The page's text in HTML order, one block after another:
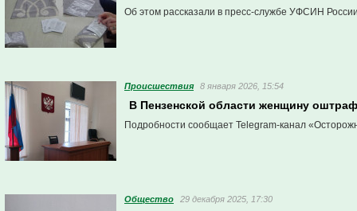
Об этом рассказали в пресс-службе УФСИН
Проиcшествия 8 января 2026, 15:54
В Пензенской области женщину
Подробности сообщает Telegram-канал
Общество 29 декабря 2025, 17:30